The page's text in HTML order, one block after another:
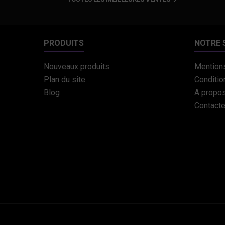
PRODUITS
Nouveaux produits
Plan du site
Blog
NOTRE
A